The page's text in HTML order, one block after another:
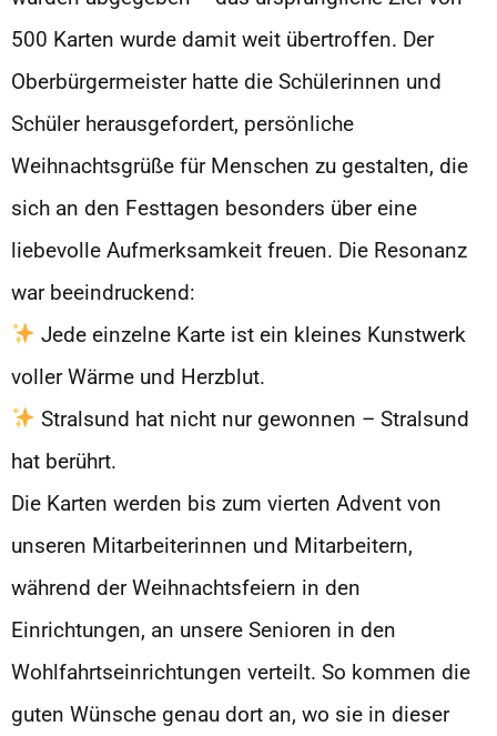
500 Karten wurde damit weit übertroffen. Der
Oberbürgermeister hatte die Schülerinnen und
Schüler herausgefordert, persönliche
Weihnachtsgrüße für Menschen zu gestalten, die
sich an den Festtagen besonders über eine
liebevolle Aufmerksamkeit freuen. Die Resonanz
war beeindruckend:
Jede einzelne Karte ist ein kleines Kunstwerk
voller Wärme und Herzblut.
Stralsund hat nicht nur gewonnen – Stralsund
hat berührt.
Die Karten werden bis zum vierten Advent von
unseren Mitarbeiterinnen und Mitarbeitern,
während der Weihnachtsfeiern in den
Einrichtungen, an unsere Senioren in den
Wohlfahrtseinrichtungen verteilt. So kommen die
guten Wünsche genau dort an, wo sie in dieser